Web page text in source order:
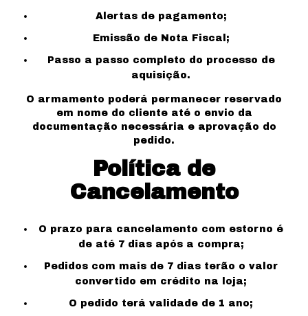
Alertas de pagamento;
Emissão de Nota Fiscal;
Passo a passo completo do processo de
aquisição.
O armamento poderá permanecer reservado
em nome do cliente até o envio da
documentação necessária e aprovação do
pedido.
Política de
Cancelamento
O prazo para cancelamento com estorno é
de até 7 dias após a compra;
Pedidos com mais de 7 dias terão o valor
convertido em crédito na loja;
O pedido terá validade de 1 ano;